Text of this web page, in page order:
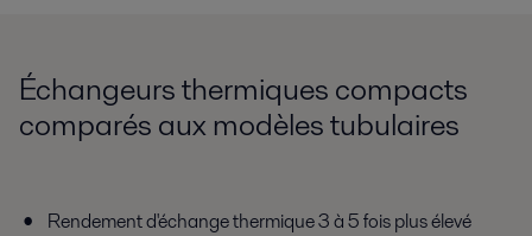
Échangeurs thermiques compacts
comparés aux modèles tubulaires
Rendement d'échange thermique 3 à 5 fois plus élevé